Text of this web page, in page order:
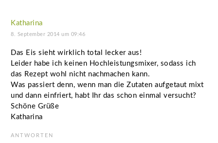
Katharina
8. September 2014 um 09:46
Das Eis sieht wirklich total lecker aus!
Leider habe ich keinen Hochleistungsmixer, sodass ich
das Rezept wohl nicht nachmachen kann.
Was passiert denn, wenn man die Zutaten aufgetaut mixt
und dann einfriert, habt Ihr das schon einmal versucht?
Schöne Grüße
Katharina
ANTWORTEN